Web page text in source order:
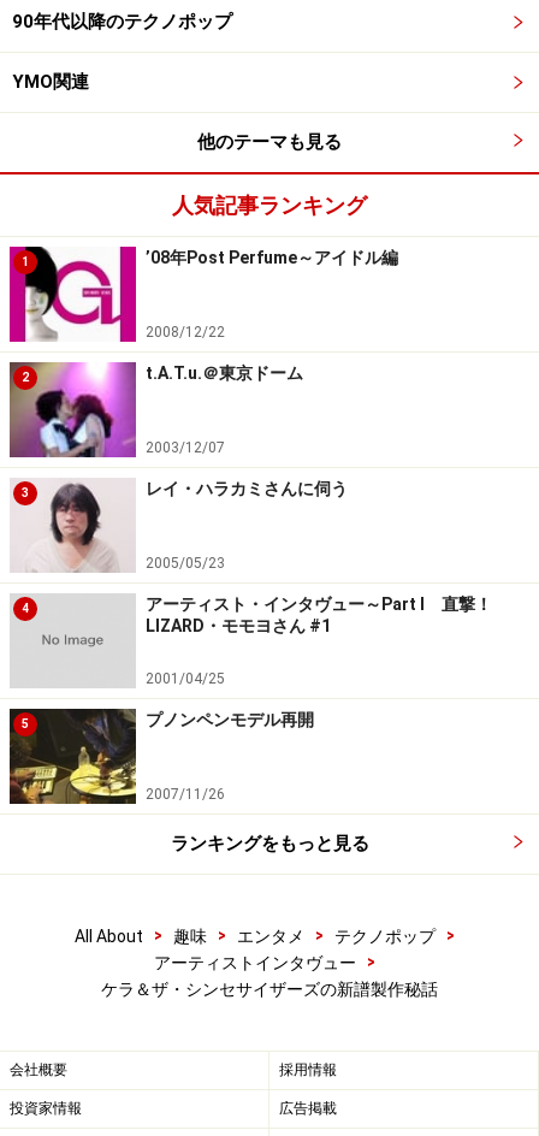
90年代以降のテクノポップ
YMO関連
他のテーマも見る
人気記事ランキング
1 ’08年Post Perfume～アイドル編
2008/12/22
2 t.A.T.u.＠東京ドーム
2003/12/07
3 レイ・ハラカミさんに伺う
2005/05/23
4
アーティスト・インタヴュー～Part I 直撃！
LIZARD・モモヨさん #1
2001/04/25
5 プノンペンモデル再開
2007/11/26
ランキングをもっと見る
All About > 趣味 > エンタメ > テクノポップ
>
アーティストインタヴュー
>
ケラ＆ザ・シンセサイザーズの新譜製作秘話
会社概要 採用情報
投資家情報 広告掲載